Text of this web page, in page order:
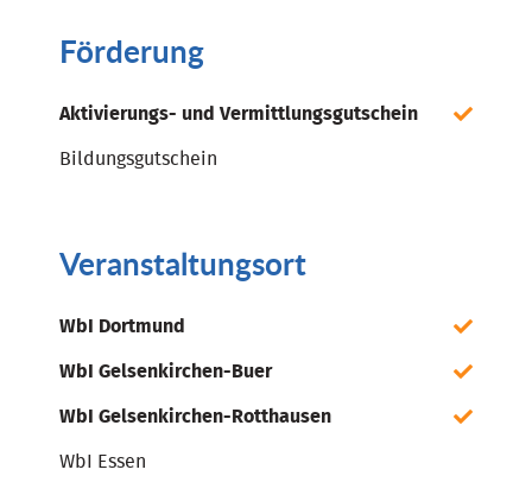
Förderung
Aktivierungs- und Vermittlungsgutschein
Bildungsgutschein
Veranstaltungsort
WbI Dortmund
WbI Gelsenkirchen-Buer
WbI Gelsenkirchen-Rotthausen
WbI Essen